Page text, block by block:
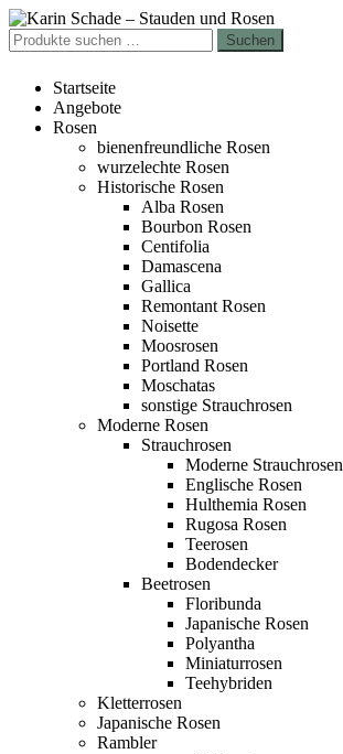
Zur
Navigation
springen
Zum
Inhalt
springen
Suchen
nach:
Suchen
Startseite
Angebote
Rosen
bienenfreundliche Rosen
wurzelechte Rosen
Historische Rosen
Alba Rosen
Bourbon Rosen
Centifolia
Damascena
Gallica
Remontant Rosen
Noisette
Moosrosen
Portland Rosen
Moschatas
sonstige Strauchrosen
Moderne Rosen
Strauchrosen
Moderne Strauchrosen
Englische Rosen
Hulthemia Rosen
Rugosa Rosen
Teerosen
Bodendecker
Beetrosen
Floribunda
Japanische Rosen
Polyantha
Miniaturrosen
Teehybriden
Kletterrosen
Japanische Rosen
Rambler